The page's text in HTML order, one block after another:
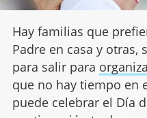
Hay familias que
Padre en casa y otras,
para salir para
que no hay tiempo en
puede celebrar el Día